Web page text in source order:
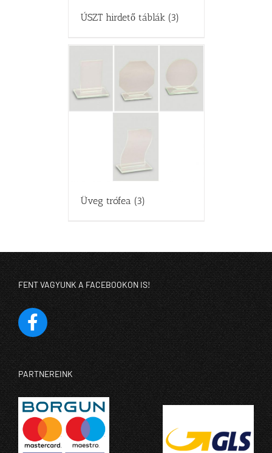
ÚSZT hirdető táblák (3)
Üveg trófea (3)
FENT VAGYUNK A FACEBOOKON IS!
PARTNEREINK